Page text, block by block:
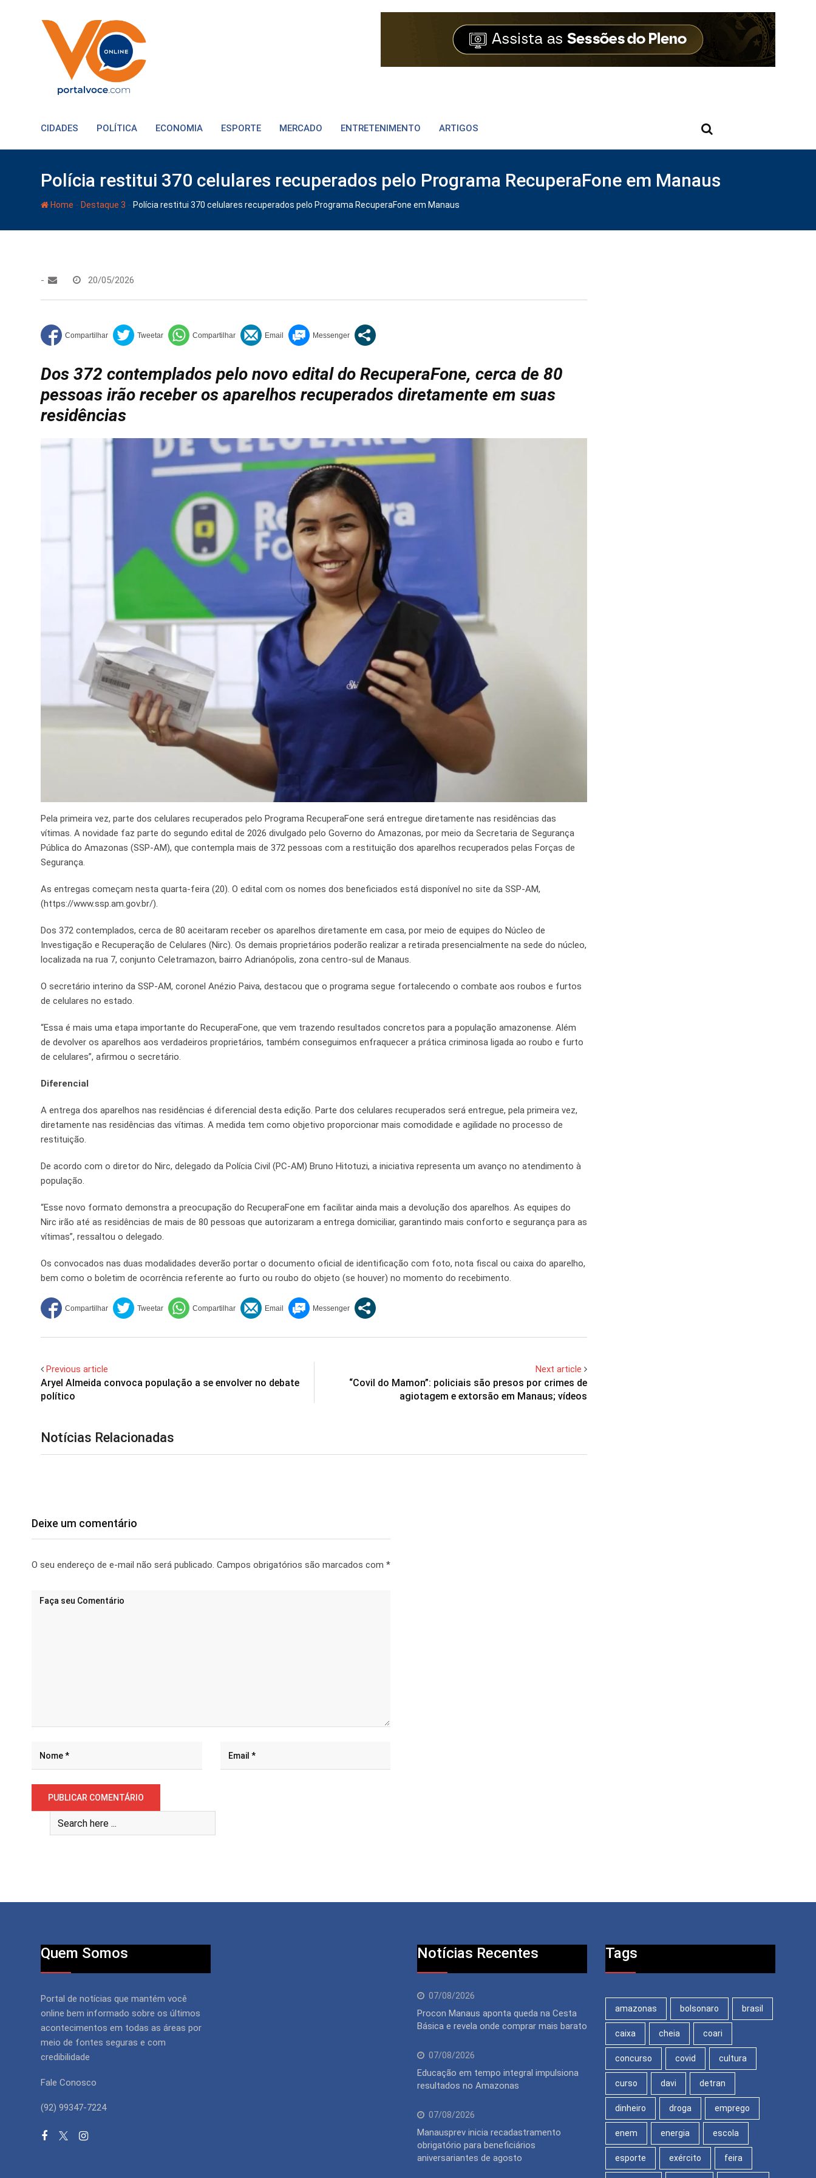
CIDADES POLÍTICA ECONOMIA ESPORTE MERCADO ENTRETENIMENTO ARTIGOS
Polícia restitui 370 celulares recuperados pelo Programa RecuperaFone em Manaus
Home - Destaque 3 - Polícia restitui 370 celulares recuperados pelo Programa RecuperaFone em Manaus
- 20/05/2026
Dos 372 contemplados pelo novo edital do RecuperaFone, cerca de 80
pessoas irão receber os aparelhos recuperados diretamente em suas
residências
Pela primeira vez, parte dos celulares recuperados pelo Programa RecuperaFone será entregue diretamente nas residências das
vítimas. A novidade faz parte do segundo edital de 2026 divulgado pelo Governo do Amazonas, por meio da Secretaria de Segurança
Pública do Amazonas (SSP-AM), que contempla mais de 372 pessoas com a restituição dos aparelhos recuperados pelas Forças de
Segurança.
As entregas começam nesta quarta-feira (20). O edital com os nomes dos beneficiados está disponível no site da SSP-AM,
(https://www.ssp.am.gov.br/).
Dos 372 contemplados, cerca de 80 aceitaram receber os aparelhos diretamente em casa, por meio de equipes do Núcleo de
Investigação e Recuperação de Celulares (Nirc). Os demais proprietários poderão realizar a retirada presencialmente na sede do núcleo,
localizada na rua 7, conjunto Celetramazon, bairro Adrianópolis, zona centro-sul de Manaus.
O secretário interino da SSP-AM, coronel Anézio Paiva, destacou que o programa segue fortalecendo o combate aos roubos e furtos
de celulares no estado.
“Essa é mais uma etapa importante do RecuperaFone, que vem trazendo resultados concretos para a população amazonense. Além
de devolver os aparelhos aos verdadeiros proprietários, também conseguimos enfraquecer a prática criminosa ligada ao roubo e furto
de celulares”, afirmou o secretário.
Diferencial
A entrega dos aparelhos nas residências é diferencial desta edição. Parte dos celulares recuperados será entregue, pela primeira vez,
diretamente nas residências das vítimas. A medida tem como objetivo proporcionar mais comodidade e agilidade no processo de
restituição.
De acordo com o diretor do Nirc, delegado da Polícia Civil (PC-AM) Bruno Hitotuzi, a iniciativa representa um avanço no atendimento à
população.
“Esse novo formato demonstra a preocupação do RecuperaFone em facilitar ainda mais a devolução dos aparelhos. As equipes do
Nirc irão até as residências de mais de 80 pessoas que autorizaram a entrega domiciliar, garantindo mais conforto e segurança para as
vítimas”, ressaltou o delegado.
Os convocados nas duas modalidades deverão portar o documento oficial de identificação com foto, nota fiscal ou caixa do aparelho,
bem como o boletim de ocorrência referente ao furto ou roubo do objeto (se houver) no momento do recebimento.
Previous article
Aryel Almeida convoca população a se envolver no debate
político
Next article
“Covil do Mamon”: policiais são presos por crimes de
agiotagem e extorsão em Manaus; vídeos
Notícias Relacionadas
Deixe um comentário
O seu endereço de e-mail não será publicado. Campos obrigatórios são marcados com *
Quem Somos
Portal de notícias que mantém você
online bem informado sobre os últimos
acontecimentos em todas as áreas por
meio de fontes seguras e com
credibilidade
Fale Conosco
(92) 99347-7224
Notícias Recentes
07/08/2026
Procon Manaus aponta queda na Cesta
Básica e revela onde comprar mais barato
07/08/2026
Educação em tempo integral impulsiona
resultados no Amazonas
07/08/2026
Manausprev inicia recadastramento
obrigatório para beneficiários
aniversariantes de agosto
Tags
amazonas bolsonaro brasil
caixa cheia coari
concurso covid cultura
curso davi detran
dinheiro droga emprego
enem energia escola
esporte exército feira